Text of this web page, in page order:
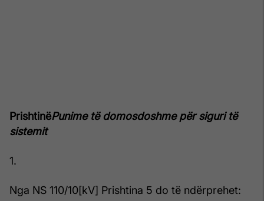
PrishtinëPunime të domosdoshme për siguri të
sistemit
1.
Nga NS 110/10[kV] Prishtina 5 do të ndërprehet: